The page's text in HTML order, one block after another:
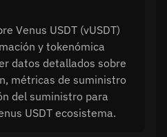
Venus USDT (vUSDT)
y tokenómica
datos detallados sobre
métricas de suministro
del suministro para
USDT ecosistema.